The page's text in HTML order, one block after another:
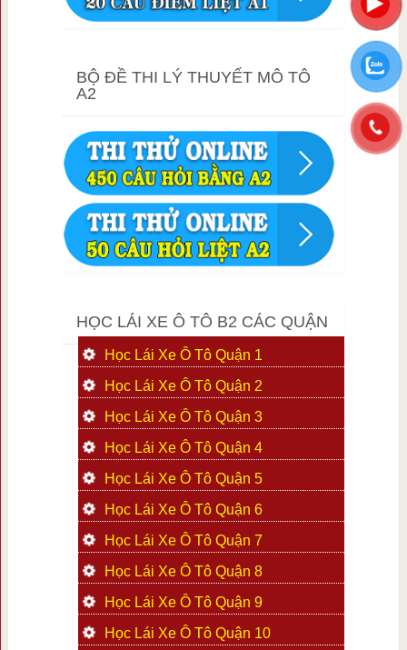
BỘ ĐỀ THI LÝ THUYẾT MÔ TÔ
A2
HỌC LÁI XE Ô TÔ B2 CÁC QUẬN
Học Lái Xe Ô Tô Quận 1
Học Lái Xe Ô Tô Quận 2
Học Lái Xe Ô Tô Quận 3
Học Lái Xe Ô Tô Quận 4
Học Lái Xe Ô Tô Quận 5
Học Lái Xe Ô Tô Quận 6
Học Lái Xe Ô Tô Quận 7
Học Lái Xe Ô Tô Quận 8
Học Lái Xe Ô Tô Quận 9
Học Lái Xe Ô Tô Quận 10